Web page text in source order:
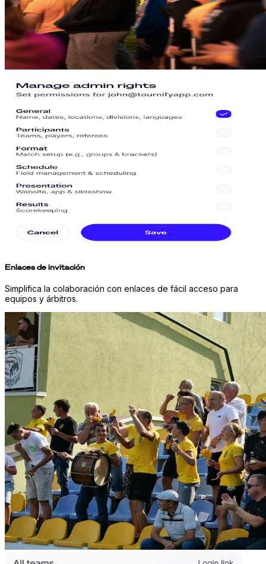
Enlaces de invitación
Simplifica la colaboración con enlaces de fácil acceso para
equipos y árbitros.